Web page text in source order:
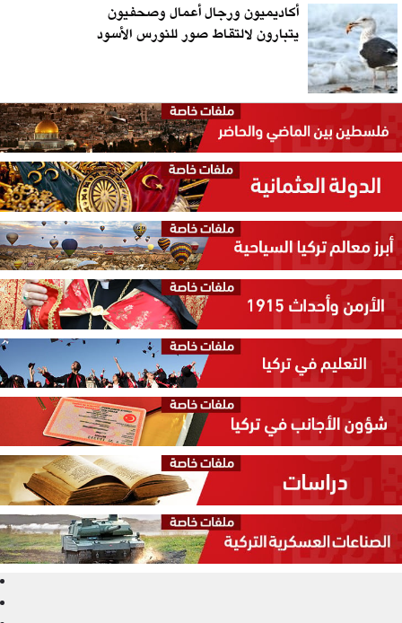
أكاديميون ورجال أعمال وصحفيون
يتبارون لالتقاط صور للنورس الأسود